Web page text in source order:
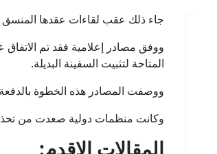
جاء ذلك عقب لقاءات عقدها المنسق
ووفق مصادر إعلامية فقد تم الاتفاق
المتاحة لتثبيت السفينة البديلة.
ووصفت المصادر هذه الخطوة
وكانت منظمات دولية صعدت من
المقالات الاقدم: